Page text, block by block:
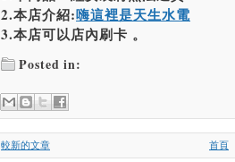
2.本店介紹:嗨這裡是天生水電
3.本店可以店內刷卡 。
Posted in:
較新的文章 首頁